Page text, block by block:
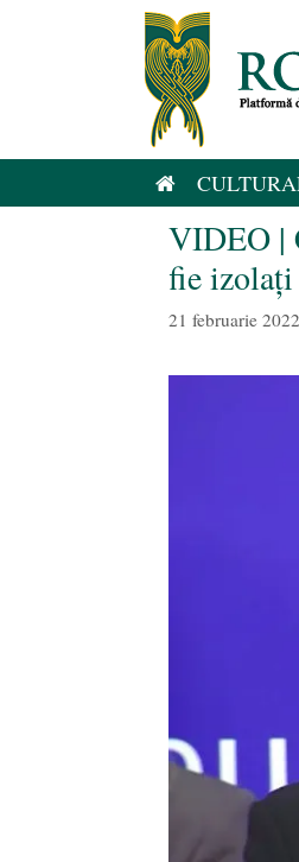
VIDEO |
fie izolați
21 februarie 2022